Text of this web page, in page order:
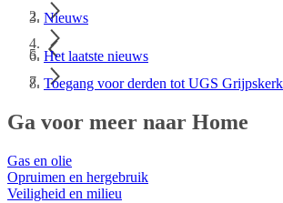
Nieuws
Het laatste nieuws
Toegang voor derden tot UGS Grijpskerk
Ga voor meer naar Home
Gas en olie
Opruimen en hergebruik
Veiligheid en milieu